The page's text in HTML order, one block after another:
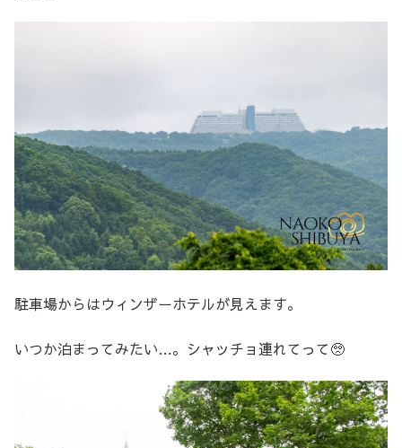
駐車場からはウィンザーホテルが見えます。
いつか泊まってみたい…。シャッチョ連れてって🥺